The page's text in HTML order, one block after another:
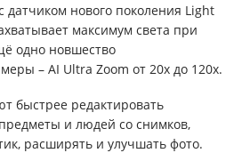
датчиком нового поколения Light
максимум света при
одно новшество
– AI Ultra Zoom от 20x до 120x.
быстрее редактировать
и людей со снимков,
расширять и улучшать фото.